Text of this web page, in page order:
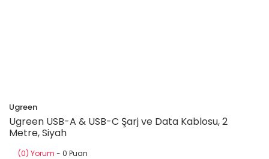
Ugreen
Ugreen USB-A & USB-C Şarj ve Data Kablosu, 2
Metre, Siyah
(0) Yorum - 0 Puan